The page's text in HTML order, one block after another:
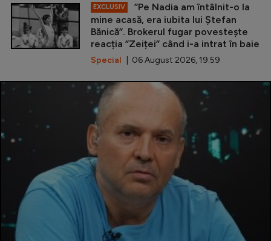
EXCLUSIV
”Pe Nadia am întâlnit-o la
mine acasă, era iubita lui Ștefan
Bănică”. Brokerul fugar povestește
reacția ”Zeiței” când i-a intrat în baie
Special | 06 August 2026, 19:59